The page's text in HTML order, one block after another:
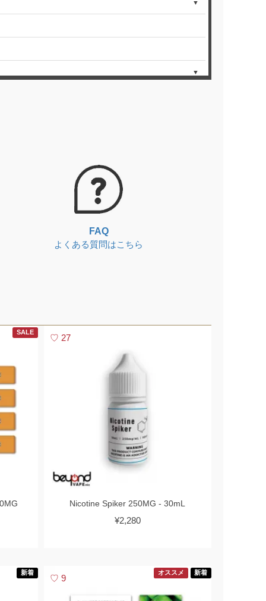
▼
▼
FAQ
よくある質問はこちら
SALE 27
Nicotine Spiker 250MG - 30mL
¥2,280
新着 9 オススメ 新着